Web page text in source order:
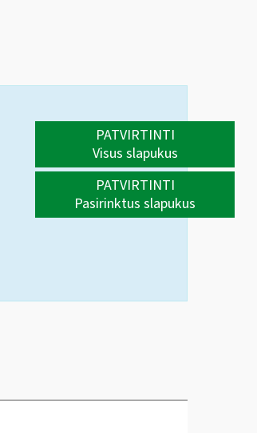
PATVIRTINTI
Visus slapukus
PATVIRTINTI
Pasirinktus slapukus